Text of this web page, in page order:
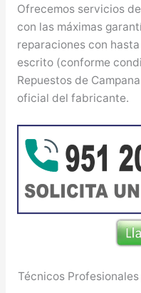
Ofrecemos servicios
con las máximas
reparaciones con
escrito (conforme
Repuestos de
oficial del fabricante.
Técnicos